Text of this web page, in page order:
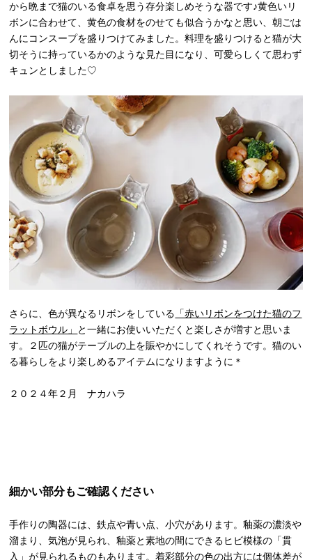
から晩まで猫のいる食卓を思う存分楽しめそうな器です♪黄色いリ
ボンに合わせて、黄色の食材をのせても似合うかなと思い、朝ごは
んにコンスープを盛りつけてみました。料理を盛りつけると猫が大
切そうに持っているかのような見た目になり、可愛らしくて思わず
キュンとしました♡
さらに、色が異なるリボンをしている 「赤いリボンをつけた猫のフ
ラットボウル」 と一緒にお使いいただくと楽しさが増すと思いま
す。２匹の猫がテーブルの上を賑やかにしてくれそうです。猫のい
る暮らしをより楽しめるアイテムになりますように＊
２０２４年２月 ナカハラ
細かい部分もご確認ください
手作りの陶器には、鉄点や青い点、小穴があります。釉薬の濃淡や
溜まり、気泡が見られ、釉薬と素地の間にできるヒビ模様の「貫
入」が見られるものもあります。着彩部分の色の出方には個体差が